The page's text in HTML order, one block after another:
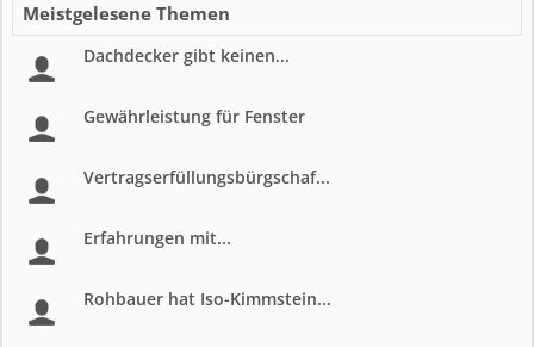
Meistgelesene Themen
Dachdecker gibt keinen...
Gewährleistung für Fenster
Vertragserfüllungsbürgschaf...
Erfahrungen mit...
Rohbauer hat Iso-Kimmstein...